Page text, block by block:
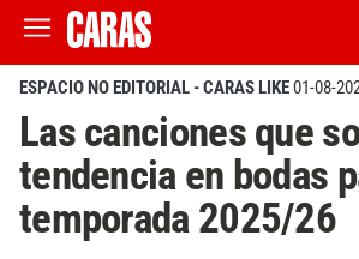
ESPACIO NO EDITORIAL - CARAS LIKE01-08-
Las canciones que
tendencia en bodas
temporada 2025/26